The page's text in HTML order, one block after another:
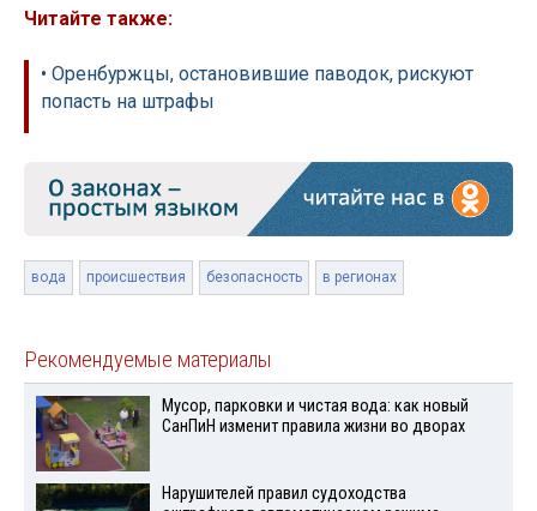
Читайте также:
• Оренбуржцы, остановившие паводок, рискуют
попасть на штрафы
вода происшествия безопасность в регионах
Рекомендуемые материалы
Мусор, парковки и чистая вода: как новый
СанПиН изменит правила жизни во дворах
Нарушителей правил судоходства